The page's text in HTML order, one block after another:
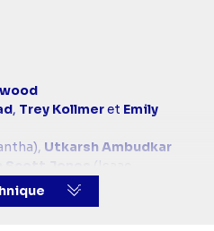
, Trey Kollmeret Emily
Utkarsh Ambudkar
(Isaac
(Alberta Haynes),